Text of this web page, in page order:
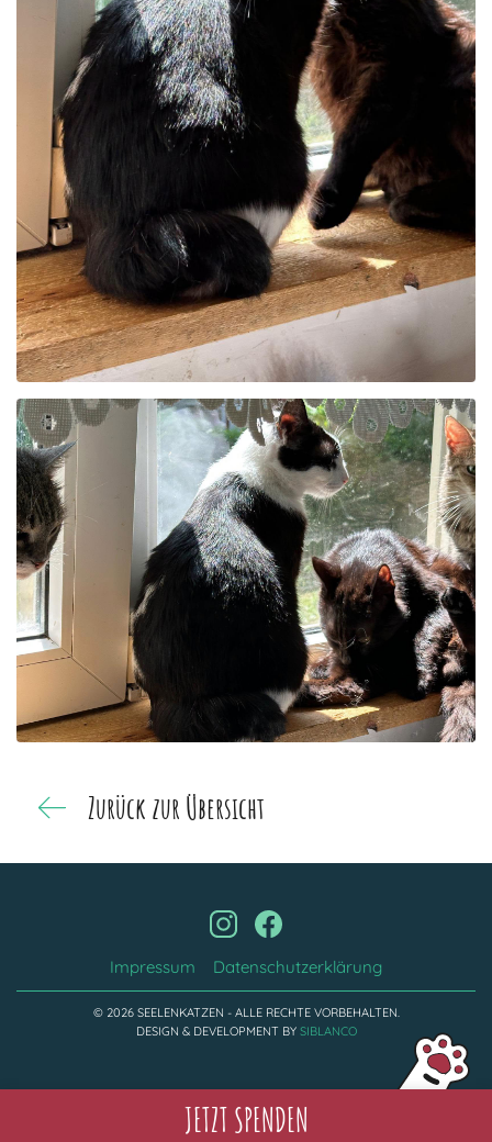
Zurück zur Übersicht
JETZT SPENDEN
Impressum Datenschutzerklärung
© 2026 SEELENKATZEN - ALLE RECHTE VORBEHALTEN.
DESIGN & DEVELOPMENT BY SIBLANCO